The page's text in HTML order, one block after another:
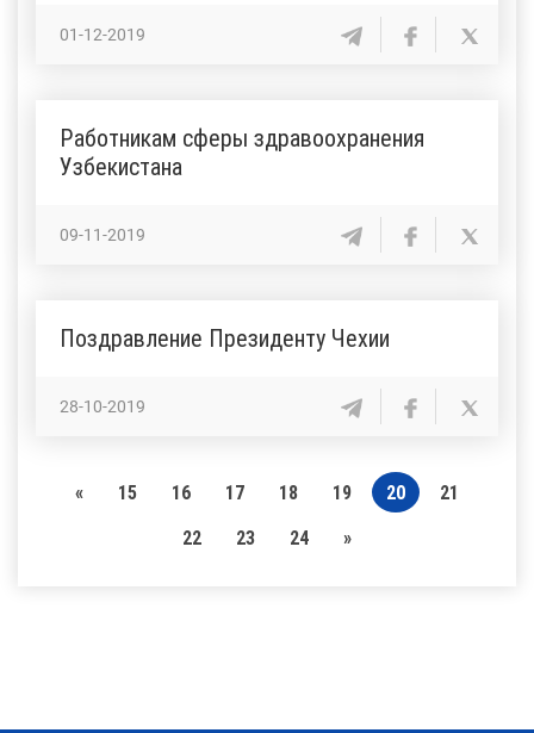
01-12-2019
Работникам сферы здравоохранения
Узбекистана
09-11-2019
Поздравление Президенту Чехии
28-10-2019
« 15 16 17 18 19 20
21
22
23 24 »